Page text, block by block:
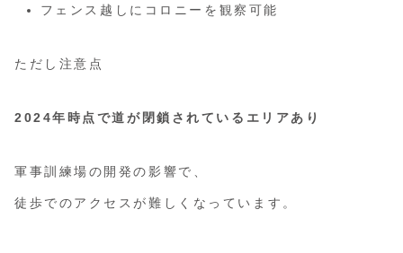
フェンス越しにコロニーを観察可能
ただし注意点
2024年時点で道が閉鎖されているエリアあり
軍事訓練場の開発の影響で、
徒歩でのアクセスが難しくなっています。